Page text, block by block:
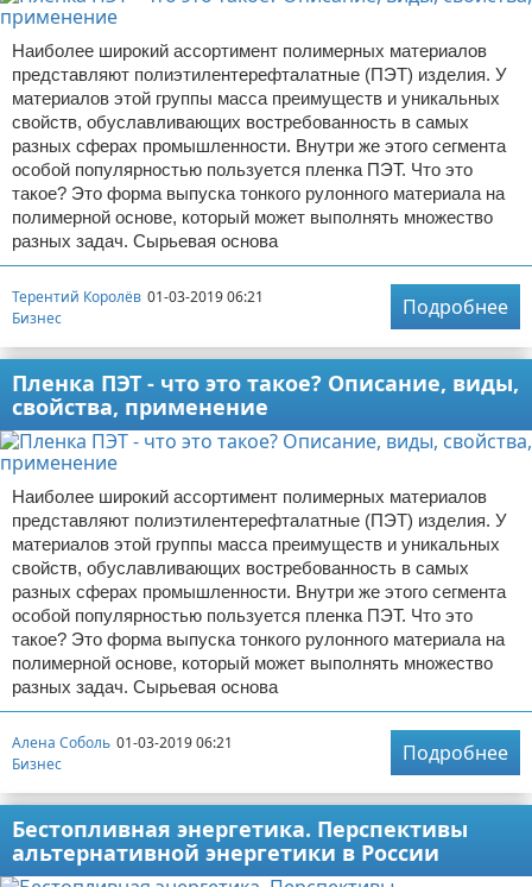
Наиболее широкий ассортимент полимерных материалов
представляют полиэтилентерефталатные (ПЭТ) изделия. У
материалов этой группы масса преимуществ и уникальных
свойств, обуславливающих востребованность в самых
разных сферах промышленности. Внутри же этого сегмента
особой популярностью пользуется пленка ПЭТ. Что это
такое? Это форма выпуска тонкого рулонного материала на
полимерной основе, который может выполнять множество
разных задач. Сырьевая основа
Терентий Королёв 01-03-2019 06:21
Бизнес
Подробнее
Пленка ПЭТ - что это такое? Описание, виды,
свойства, применение
Наиболее широкий ассортимент полимерных материалов
представляют полиэтилентерефталатные (ПЭТ) изделия. У
материалов этой группы масса преимуществ и уникальных
свойств, обуславливающих востребованность в самых
разных сферах промышленности. Внутри же этого сегмента
особой популярностью пользуется пленка ПЭТ. Что это
такое? Это форма выпуска тонкого рулонного материала на
полимерной основе, который может выполнять множество
разных задач. Сырьевая основа
Алена Соболь 01-03-2019 06:21
Бизнес
Подробнее
Бестопливная энергетика. Перспективы
альтернативной энергетики в России